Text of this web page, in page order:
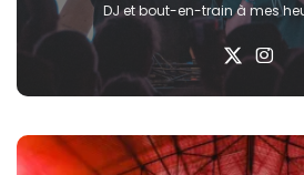
DJ et bout-en-train à mes